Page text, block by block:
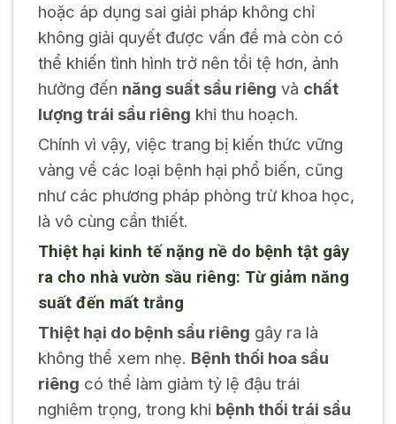
hoặc áp dụng sai giải pháp không chỉ
không giải quyết được vấn đề mà còn có
thể khiến tình hình trở nên tồi tệ hơn, ảnh
hưởng đến năng suất sầu riêng và chất
lượng trái sầu riêng khi thu hoạch.
Chính vì vậy, việc trang bị kiến thức vững
vàng về các loại bệnh hại phổ biến, cũng
như các phương pháp phòng trừ khoa học,
là vô cùng cần thiết.
Thiệt hại kinh tế nặng nề do bệnh tật gây
ra cho nhà vườn sầu riêng: Từ giảm năng
suất đến mất trắng
Thiệt hại do bệnh sầu riêng gây ra là
không thể xem nhẹ. Bệnh thối hoa sầu
riêng có thể làm giảm tỷ lệ đậu trái
nghiêm trọng, trong khi bệnh thối trái sầu